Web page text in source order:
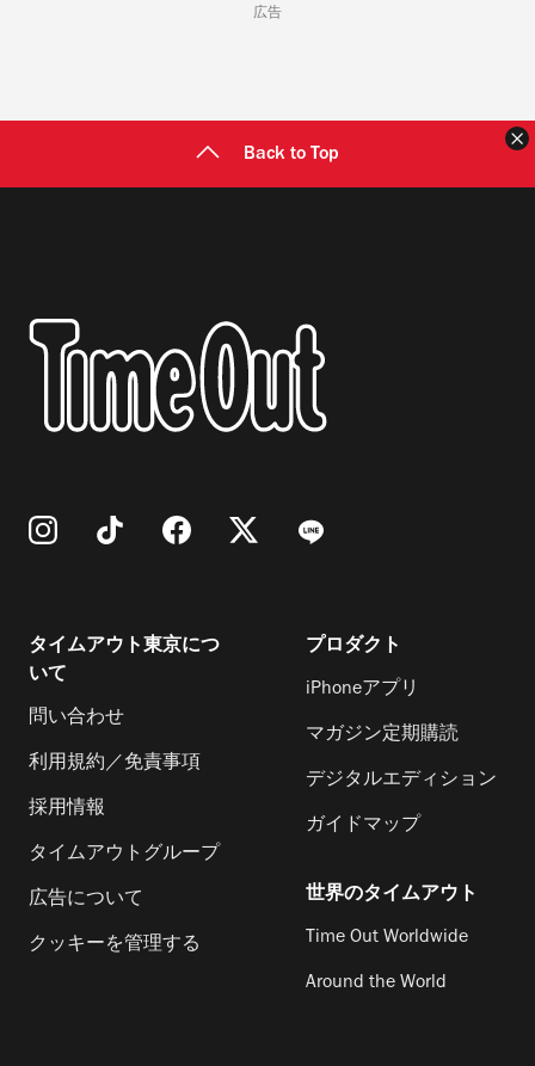
広告
Back to Top
タイムアウト東京につ
いて
問い合わせ
利用規約／免責事項
採用情報
タイムアウトグループ
広告について
クッキーを管理する
プロダクト
iPhoneアプリ
マガジン定期購読
デジタルエディション
ガイドマップ
世界のタイムアウト
Time Out Worldwide
Around the World